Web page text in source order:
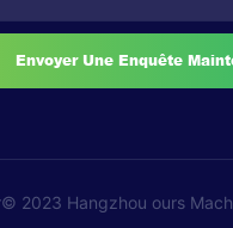
Envoyer Une Enquête
2023 Hangzhou ours